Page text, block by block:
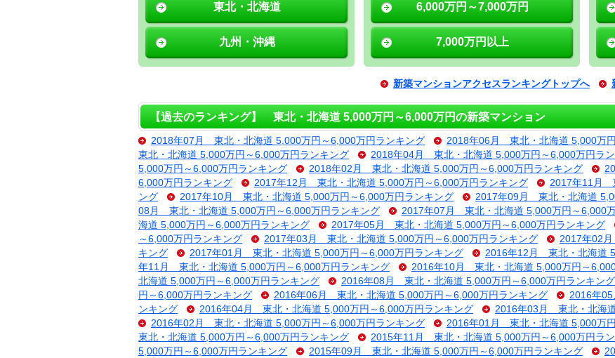
東北・北海道
九州・沖縄
6,000万円～7,000万円
7,000万円以上
新築マンションアクセスランキングトップへ
【過去のランキング】 東北・北海道 5,000万円～6,000万円の新築マンション
2018年07月 東北・北海道 5,000万円～6,000万円ランキング 2018年06月 東北・北海道 5,000万
東北・北海道 5,000万円～6,000万円ランキング
2018年04月 東北・北海道 5,000万円～6,000万円ラ
5,000万円～6,000万円ランキング
2018年02月 東北・北海道 5,000万円～6,000万円ランキング
6,000万円ランキング
2017年12月 東北・北海道 5,000万円～6,000万円ランキング
2017年11月
ング
2017年10月 東北・北海道 5,000万円～6,000万円ランキング 2017年09月 東北・北海道
08月 東北・北海道 5,000万円～6,000万円ランキング
2017年07月 東北・北海道 5,000万円～6,000
海道 5,000万円～6,000万円ランキング
2017年05月 東北・北海道 5,000万円～6,000万円ランキング
～6,000万円ランキング
2017年03月 東北・北海道 5,000万円～6,000万円ランキング
2017年02
キング
2017年01月 東北・北海道 5,000万円～6,000万円ランキング 2016年12月 東北・北海道
年11月 東北・北海道 5,000万円～6,000万円ランキング
2016年10月 東北・北海道 5,000万円～
北海道 5,000万円～6,000万円ランキング
2016年08月 東北・北海道 5,000万円～6,000万円ランキング
円～6,000万円ランキング
2016年06月 東北・北海道 5,000万円～6,000万円ランキング
2016年
ンキング
2016年04月 東北・北海道 5,000万円～6,000万円ランキング
2016年03月 東北・北海
2016年02月 東北・北海道 5,000万円～6,000万円ランキング
2016年01月 東北・北海道 5,000万
東北・北海道 5,000万円～6,000万円ランキング
2015年11月 東北・北海道 5,000万円～6,000万円ラ
5,000万円～6,000万円ランキング
2015年09月 東北・北海道 5,000万円～6,000万円ランキング